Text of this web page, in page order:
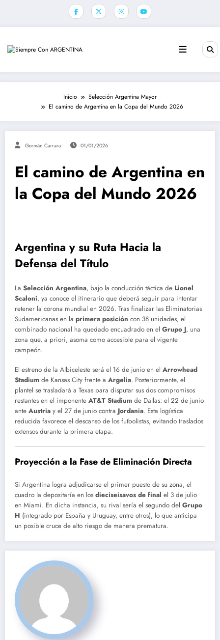
Inicio
Selección Argentina Mayor
El camino de Argentina en la Copa del Mundo 2026
Germán Carrara 01/01/2026
El camino de Argentina en
la Copa del Mundo 2026
Argentina y su Ruta Hacia la
Defensa del Título
La Selección Argentina, bajo la conducción táctica de Lionel
Scaloni, ya conoce el itinerario que deberá seguir para intentar
retener la corona mundial en 2026. Tras finalizar las Eliminatorias
Sudamericanas en la primera posición con 38 unidades, el
combinado nacional ha quedado encuadrado en el Grupo J, una
zona que, a priori, asoma como accesible para el vigente
campeón.
El estreno de la Albiceleste será el 16 de junio en el Arrowhead
Stadium de Kansas City frente a Argelia. Posteriormente, el
plantel se trasladará a Texas para disputar sus dos compromisos
restantes en el imponente AT&T Stadium de Dallas: el 22 de junio
ante Austria y el 27 de junio contra Jordania. Esta logística
reducida favorece el descanso de los futbolistas, evitando traslados
extensos durante la primera etapa.
Proyección a la Fase de Eliminación Directa
Si Argentina logra adjudicarse el primer puesto de su zona, el
cuadro la depositaría en los dieciseisavos de final el 3 de julio
en Miami. En dicha instancia, su rival sería el segundo del Grupo
H (integrado por España y Uruguay, entre otros), lo que anticipa
un posible cruce de alto riesgo de manera prematura.